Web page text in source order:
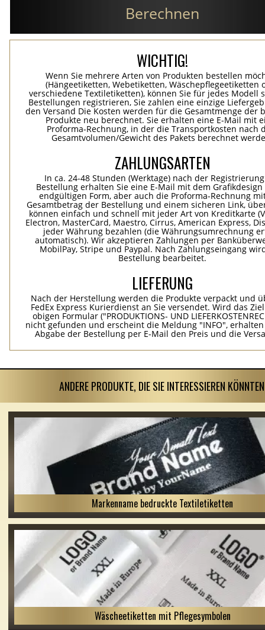
Berechnen
WICHTIG!
Wenn Sie mehrere Arten von Produkten bestellen
(Hängeetiketten, Webetiketten, Wäschepflegeetiketten
verschiedene Textiletiketten), können Sie für jedes Modell
Bestellungen registrieren, Sie zahlen eine einzige
den Versand Die Kosten werden für die Gesamtmenge der
Produkte neu berechnet. Sie erhalten eine E-Mail mit
Proforma-Rechnung, in der die Transportkosten nach
Gesamtvolumen/Gewicht des Pakets berechnet
ZAHLUNGSARTEN
In ca. 24-48 Stunden (Werktage) nach der
Bestellung erhalten Sie eine E-Mail mit dem
endgültigen Form, aber auch die Proforma-Rechnung
Gesamtbetrag der Bestellung und einem sicheren Link,
können einfach und schnell mit jeder Art von Kreditkarte
Electron, MasterCard, Maestro, Cirrus, American Express,
jeder Währung bezahlen (die Währungsumrechnung
automatisch). Wir akzeptieren Zahlungen per
MobilPay, Stripe und Paypal. Nach Zahlungseingang
Bestellung bearbeitet.
LIEFERUNG
Nach der Herstellung werden die Produkte verpackt und
FedEx Express Kurierdienst an Sie versendet. Wird das
obigen Formular ("PRODUKTIONS- UND
nicht gefunden und erscheint die Meldung "INFO", erhalten
Abgabe der Bestellung per E-Mail den Preis und die
ANDERE PRODUKTE, DIE SIE INTERESSIEREN
Markenname bedruckte Textiletiketten
Wäscheetiketten mit Pflegesymbolen